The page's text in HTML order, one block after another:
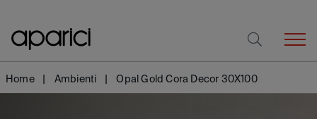
Home Ambienti Opal Gold Cora Decor 30X100